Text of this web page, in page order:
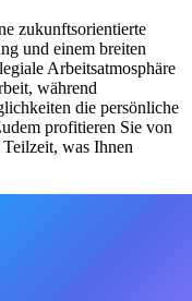
zukunftsorientierte
und einem breiten
Arbeitsatmosphäre
während
die persönliche
profitieren Sie von
was Ihnen